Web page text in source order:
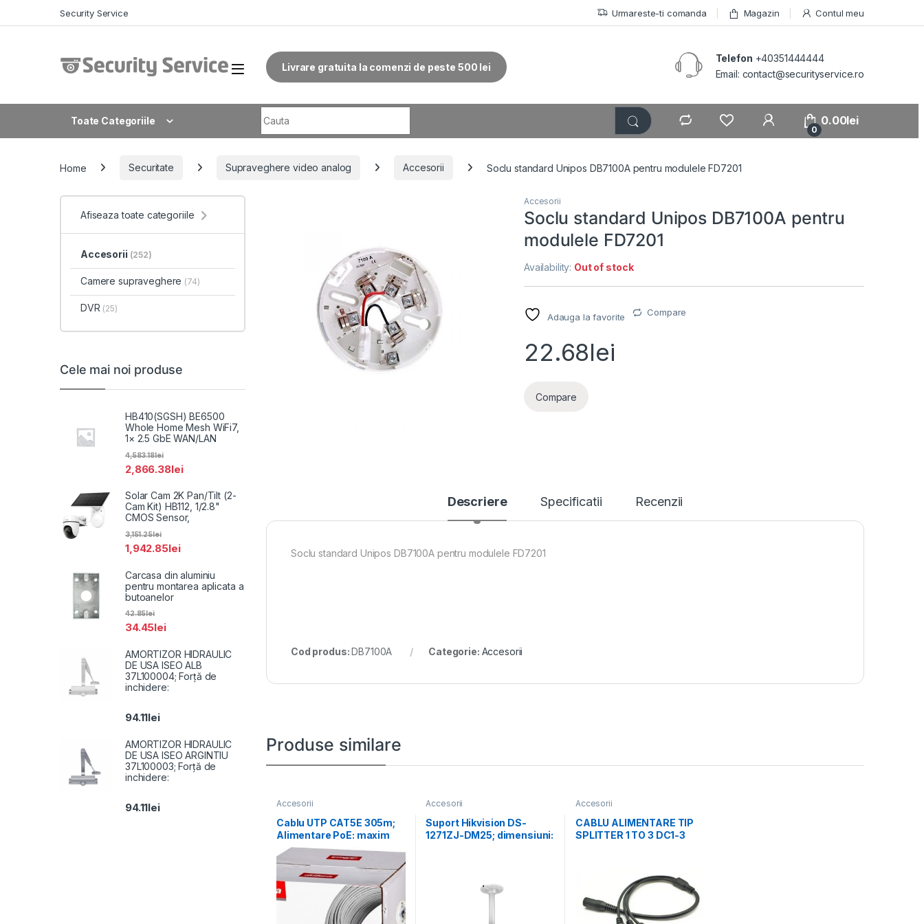
Security Service Urmareste-ti comanda Magazin Contul meu
Livrare gratuita la comenzi de peste 500 lei
Telefon +40351444444
Email: contact@securityservice.ro
Toate Categoriile
0
0.00lei
Home Securitate Supraveghere video analog Accesorii Soclu standard Unipos DB7100A pentru modulele FD7201
Accesorii
Soclu standard Unipos DB7100A pentru
modulele FD7201
Availability: Out of stock
Adauga la favorite Compare
22.68lei
Compare
Descriere Specificatii Recenzii
Soclu standard Unipos DB7100A pentru modulele FD7201
Cod produs:DB7100A Categorie: Accesorii
Produse similare
Accesorii
Cablu UTP CAT5E 305m;
Alimentare PoE: maxim
160m, conductor: 0.45*
Accesorii
Suport Hikvision DS-
1271ZJ-DM25; dimensiuni:
Accesorii
CABLU ALIMENTARE TIP
SPLITTER 1 TO 3 DC1-3
Afiseaza toate categoriile
Accesorii (252)
Camere supraveghere (74)
DVR (25)
Cele mai noi produse
HB410(SGSH) BE6500
Whole Home Mesh WiFi7,
1× 2.5 GbE WAN/LAN
2,866.38lei
4,583.18lei
Solar Cam 2K Pan/Tilt (2-
Cam Kit) HB112, 1/2.8"
CMOS Sensor,
1,942.85lei
3,151.25lei
Carcasa din aluminiu
pentru montarea aplicata a
butoanelor
34.45lei
42.85lei
AMORTIZOR HIDRAULIC
DE USA ISEO ALB
37L100004; Forță de
inchidere:
94.11lei
AMORTIZOR HIDRAULIC
DE USA ISEO ARGINTIU
37L100003; Forță de
inchidere:
94.11lei